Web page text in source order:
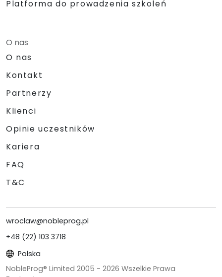
Platforma do prowadzenia szkoleń
O nas
O nas
Kontakt
Partnerzy
Klienci
Opinie uczestników
Kariera
FAQ
T&C
wroclaw@nobleprog.pl
+48 (22) 103 3718
Polska
NobleProg® Limited 2005 - 2026 Wszelkie Prawa